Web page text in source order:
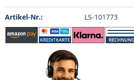
Artikel-Nr.: LS-101773